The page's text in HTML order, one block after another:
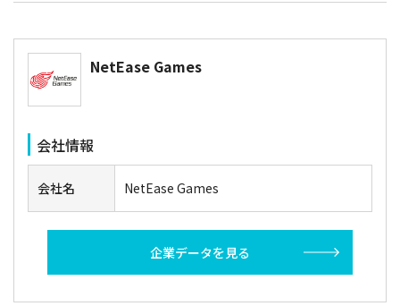
NetEase Games
会社情報
会社名 NetEase Games
企業データを見る